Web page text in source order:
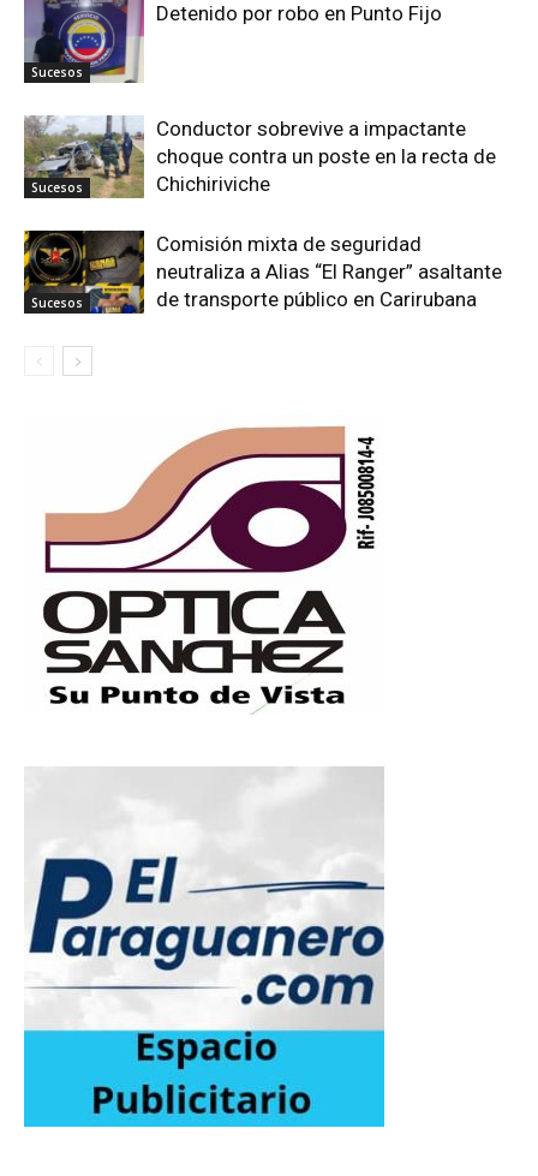
Sucesos
Detenido por robo en Punto Fijo
Sucesos
Conductor sobrevive a impactante
choque contra un poste en la recta de
Chichiriviche
Sucesos
Comisión mixta de seguridad
neutraliza a Alias “El Ranger” asaltante
de transporte público en Carirubana